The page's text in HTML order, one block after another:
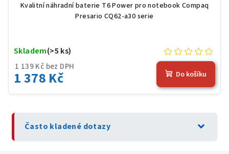
Kvalitní náhradní baterie T6 Power pro notebook Compaq
Presario CQ62-a30 serie
1 139 Kč bez DPH
1 378 Kč
Skladem(>5 ks)
Do košíku
Často kladené dotazy expand_more